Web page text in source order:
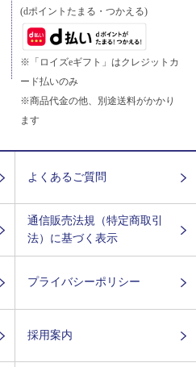
(dポイントたまる・つかえる)
※「ロイズeギフト」はクレジットカ
ード払いのみ
※商品代金の他、別途送料がかかり
ます
よくあるご質問
通信販売法規（特定商取引
法）に基づく表示
プライバシーポリシー
採用案内